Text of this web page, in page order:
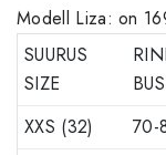
Modell Liza: on
SUURUS
SIZE
XXS (32)
70-